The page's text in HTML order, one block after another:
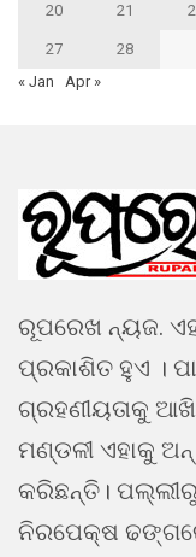
20 21
27
28
« Jan
Apr »
ରୂପରେଖ ନ୍ୟଜ.
ପ୍ରକାଶିତ ହୁଏ ।
ଗ୍ରହଣୀୟତାକୁ
ମଣ୍ଡଳୀ ଏହାକୁ
କରିଛନ୍ତି।
ନିରପେକ୍ଷ